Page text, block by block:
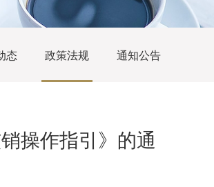
态 政策法规 通知公告
操作指引》的通